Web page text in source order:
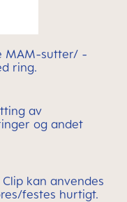
MAM-sutter/ -
ring.
av
og andet
kan anvendes
festes hurtigt.